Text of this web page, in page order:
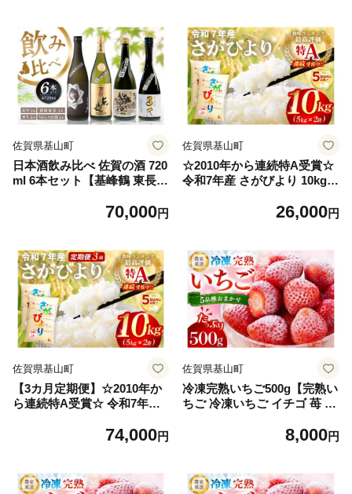
産 井手酒造 東鶴酒造】K085
047
佐賀県基山町
日本酒飲み比べ 佐賀の酒 720
ml 6本セット【基峰鶴 東長
特別純米酒 純米大吟醸酒 地
70,000円
佐賀県基山町
☆2010年から連続特A受賞☆
令和7年産 さがびより 10kg(5
米 冷めても美味い 5kg ふる
26,000円
佐賀県基山町
【3カ月定期便】☆2010年か
ら連続特A受賞☆ 令和7年産
【特A米 さがびより 米 お米
い kome okome 基山町】K08
74,000円
佐賀県基山町
冷凍完熟いちご500g【完熟い
ちご 冷凍いちご イチゴ 苺 産
んき農場 よつぼし おいCベリ
8,000円